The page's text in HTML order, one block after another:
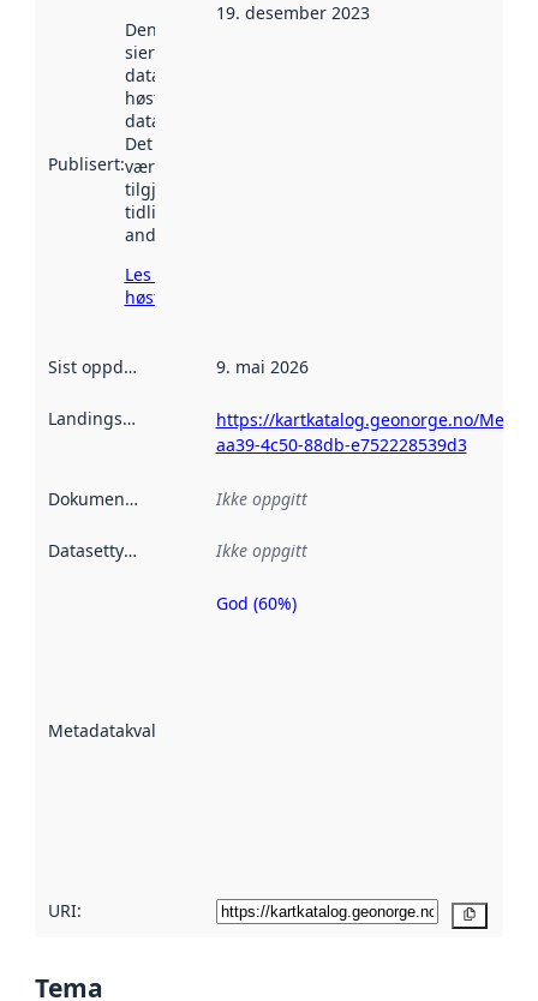
Publisert:
Denne datoen
sier når
datasettet ble
høstet av
data.norge.no.
Det kan ha
vært
tilgjengelig
tidligere
andre steder.
Les mer om
høsting her
19. desember 2023
Sist oppdatert 9. mai 2026
Landingsside
https://kartkatalog.geonorge.no/
aa39-4c50-88db-e752228539d3
Dokumentasjon Ikke oppgitt
Datasettype Ikke oppgitt
Metadatakvalitet
Metadatakvalitet
God (60%)
URI:
Tema